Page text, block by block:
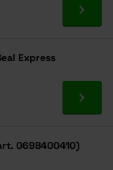
Ga
Express
Ga
0698400410)